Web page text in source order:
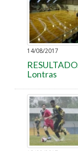
14/08/2017
Lontras